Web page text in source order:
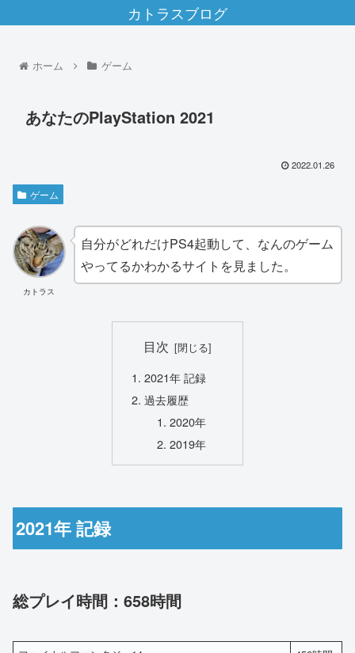
カトラスブログ
ホーム ゲーム
あなたのPlayStation 2021
2022.01.26
ゲーム
カトラス
自分がどれだけPS4起動して、なんのゲーム
やってるかわかるサイトを見ました。
目次
2021年 記録
過去履歴
2020年
2019年
2021年 記録
総プレイ時間：658時間